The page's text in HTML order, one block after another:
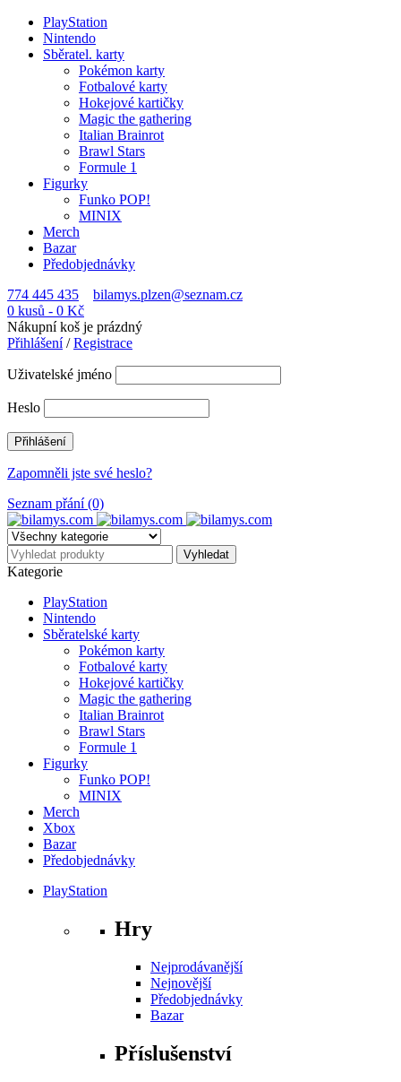
PlayStation
Nintendo
Sběratel. karty
Pokémon karty
Fotbalové karty
Hokejové kartičky
Magic the gathering
Italian Brainrot
Brawl Stars
Formule 1
Figurky
Funko POP!
MINIX
Merch
Bazar
Předobjednávky
774 445 435
bilamys.plzen@seznam.cz
0 kusů - 0 Kč
Nákupní koš je prázdný
Přihlášení/Registrace
Uživatelské jméno
Heslo
Zapomněli jste své heslo?
Seznam přání (0)
Kategorie
PlayStation
Nintendo
Sběratelské karty
Pokémon karty
Fotbalové karty
Hokejové kartičky
Magic the gathering
Italian Brainrot
Brawl Stars
Formule 1
Figurky
Funko POP!
MINIX
Merch
Xbox
Bazar
Předobjednávky
PlayStation
Hry
Nejprodávanější
Nejnovější
Předobjednávky
Bazar
Příslušenství